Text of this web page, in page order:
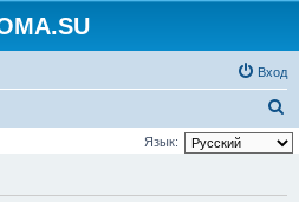
Вход
о
Язык: